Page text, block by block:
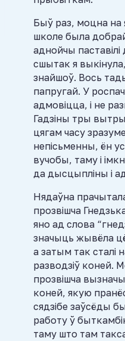
Быў раз, моцна на
школе была
аднойчы
сшытак я
знайшоў. Вось
папругай. У
адмовіцца, і не
Гадзіны тры
цягам часу
непісьменны, ён
вучобы, таму і
да дысцыпліны і
Нядаўна
прозвішча
яно ад слова
значыць жывёла
а затым так сталі
разводзіў коней.
прозвішча
коней, якую
сядзібе заўсёды
работу ў
таму што там